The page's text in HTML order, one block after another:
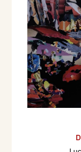
mantenere
alimentare la
dovrei dire
Chiara
“Ritmo e
Concita De
materica, che
fluidi e